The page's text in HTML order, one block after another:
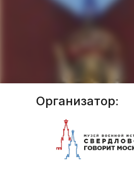
Организатор: